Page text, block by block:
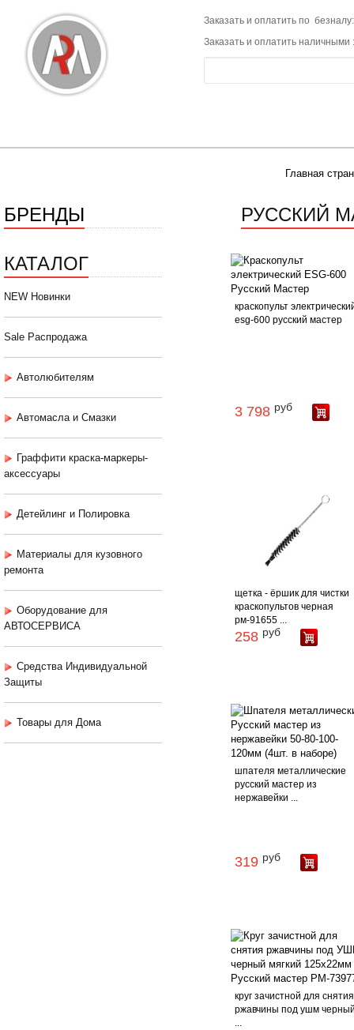
Заказать и оплатить по
Заказать и оплатить наличными
Главная
БРЕНДЫ
КАТАЛОГ
NEW Новинки
Sale Распродажа
Автолюбителям
Автомасла и Смазки
Граффити краска-маркеры-
аксессуары
Детейлинг и Полировка
Материалы для кузовного
ремонта
Оборудование для
АВТОСЕРВИСА
Средства Индивидуальной
Защиты
Товары для Дома
РУССКИЙ
краскопульт
esg-600 русский мастер
3 798 руб
щетка - ёршик для чистки
краскопультов черная
рм-91655 ...
258 руб
шпателя металлические
русский мастер из
нержавейки ...
319 руб
круг зачистной для снятия
ржавчины под ушм
...